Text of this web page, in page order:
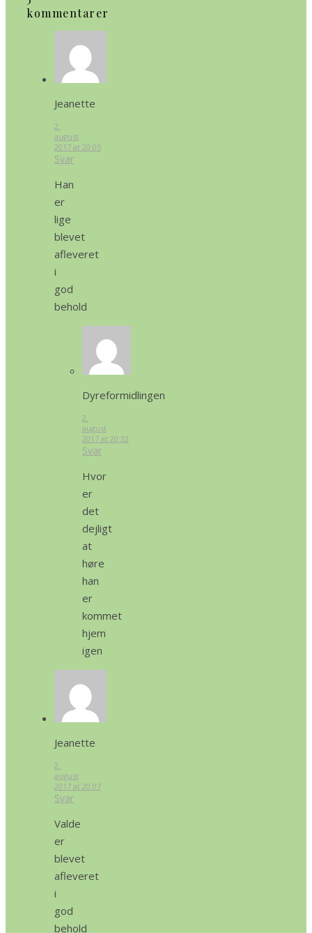
kommentarer
Jeanette
2.
august
2017 at 20:05
Svar
Han
er
lige
blevet
afleveret
i
god
behold
Dyreformidlingen
2.
august
2017 at 20:32
Svar
Hvor
er
det
dejligt
at
høre
han
er
kommet
hjem
igen
Jeanette
2.
august
2017 at 20:07
Svar
Valde
er
blevet
afleveret
i
god
behold